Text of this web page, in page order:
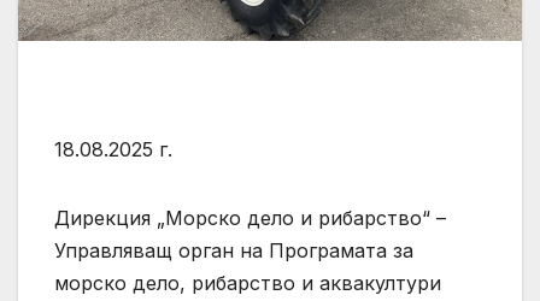
18.08.2025 г.
Дирекция „Морско дело и рибарство“ –
Управляващ орган на Програмата за
морско дело, рибарство и аквакултури